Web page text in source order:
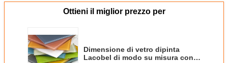
Ottieni il miglior prezzo per
Dimensione di vetro dipinta
Lacobel di modo su misura con il